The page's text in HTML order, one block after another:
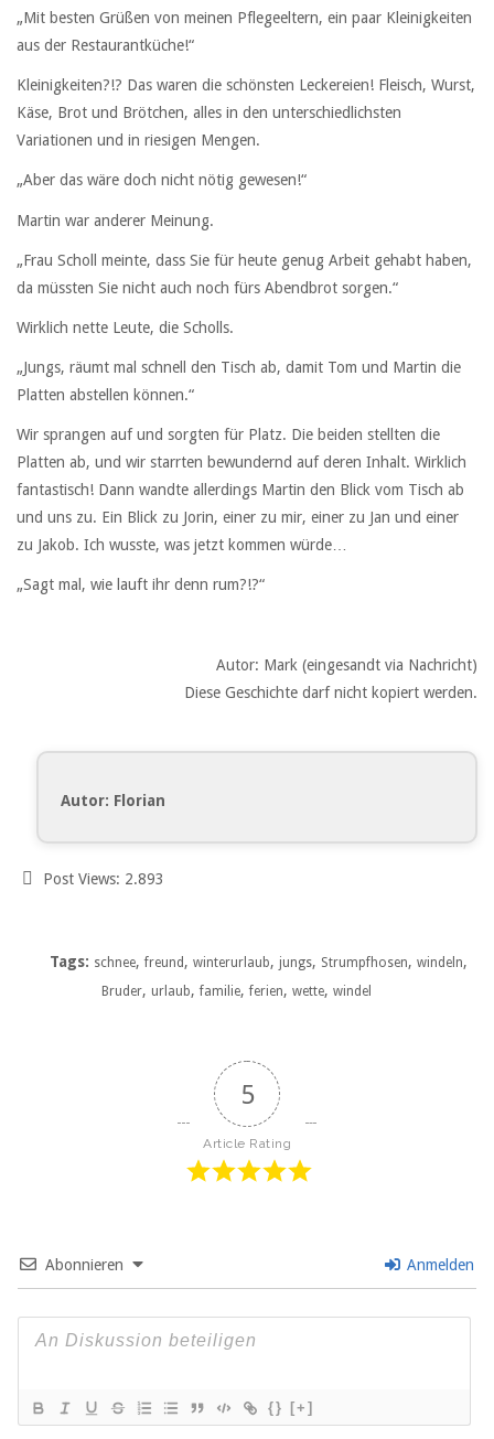
„Mit besten Grüßen von meinen Pflegeeltern, ein paar Kleinigkeiten
aus der Restaurantküche!“
Kleinigkeiten?!? Das waren die schönsten Leckereien! Fleisch, Wurst,
Käse, Brot und Brötchen, alles in den unterschiedlichsten
Variationen und in riesigen Mengen.
„Aber das wäre doch nicht nötig gewesen!“
Martin war anderer Meinung.
„Frau Scholl meinte, dass Sie für heute genug Arbeit gehabt haben,
da müssten Sie nicht auch noch fürs Abendbrot sorgen.“
Wirklich nette Leute, die Scholls.
„Jungs, räumt mal schnell den Tisch ab, damit Tom und Martin die
Platten abstellen können.“
Wir sprangen auf und sorgten für Platz. Die beiden stellten die
Platten ab, und wir starrten bewundernd auf deren Inhalt. Wirklich
fantastisch! Dann wandte allerdings Martin den Blick vom Tisch ab
und uns zu. Ein Blick zu Jorin, einer zu mir, einer zu Jan und einer
zu Jakob. Ich wusste, was jetzt kommen würde…
„Sagt mal, wie lauft ihr denn rum?!?“
Autor: Mark (eingesandt via Nachricht)
Diese Geschichte darf nicht kopiert werden.
Autor: Florian
Post Views: 2.893
Tags: schnee,freund , winterurlaub, jungs, Strumpfhosen, windeln,
Bruder, urlaub,familie,ferien, wette, windel
5
Article Rating
Abonnieren Anmelden
{} [+]